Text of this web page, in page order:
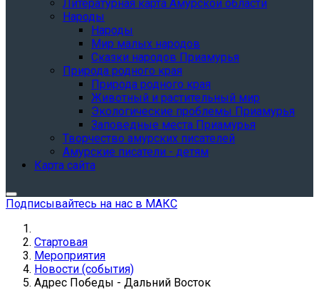
Литературная карта Амурской области
Народы
Народы
Мир малых народов
Сказки народов Приамурья
Природа родного края
Природа родного края
Животный и растительный мир
Экологические проблемы Приамурья
Заповедные места Приамурья
Творчество амурских писателей
Амурские писатели - детям
Карта сайта
Подписывайтесь на нас в МАКС
Стартовая
Мероприятия
Новости (события)
Адрес Победы - Дальний Восток